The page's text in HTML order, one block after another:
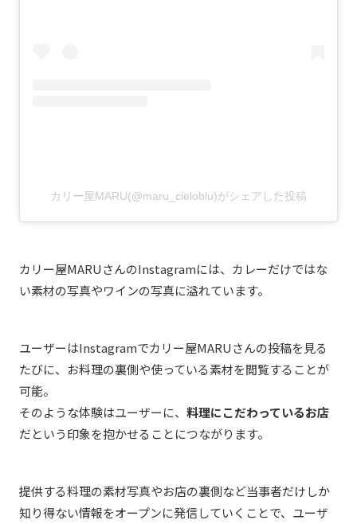
カリー屋MARU(@maru_cieloblu)がシェアした投稿
カリー屋MARUさんのInstagramには、カレーだけではな
い素材の写真やワインの写真に溢れています。
ユーザーはInstagramでカリー屋MARUさんの投稿を見る
たびに、お料理の裏側や使っている素材を閲覧することが
可能。
そのような体験はユーザーに、 料理にこだわっているお店
だという印象を抱かせることにつながります。
提供する料理の素材写真やお店の裏側など当事者だけしか
知り得ない情報をオープンに発信していくことで、ユーザ